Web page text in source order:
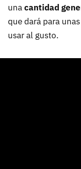
unacantidad
que dará para
usar al gusto.